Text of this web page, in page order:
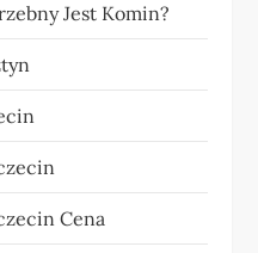
Jest Komin?
Cena